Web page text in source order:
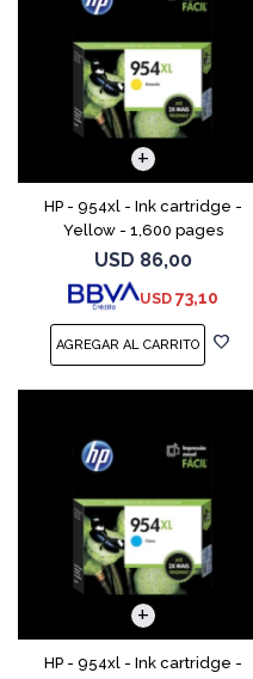
HP - 954xl - Ink cartridge -
Yellow - 1,600 pages
USD 86,00
USD 73,10
HP - 954xl - Ink cartridge -